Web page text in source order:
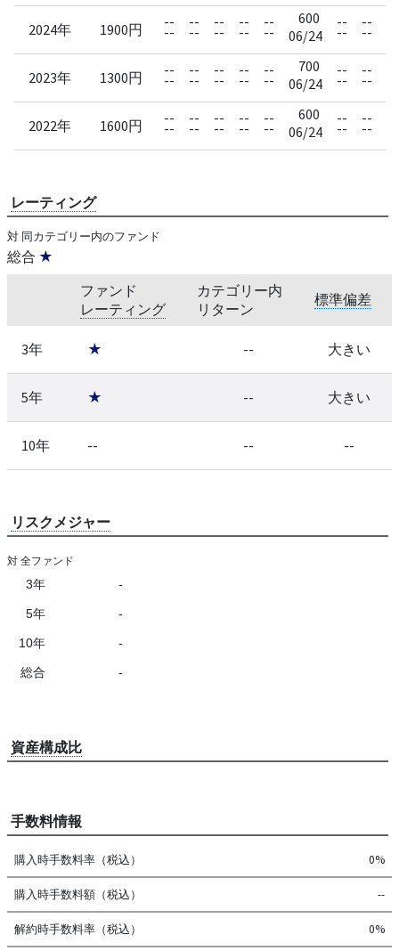
2024年 1900円 --
--
--
--
--
--
--
--
--
--
600
06/24
--
--
--
--
2023年 1300円 --
--
--
--
--
--
--
--
--
--
700
06/24
--
--
--
--
2022年 1600円 --
--
--
--
--
--
--
--
--
--
600
06/24
--
--
--
--
レーティング
対 同カテゴリー内のファンド
総合 ★
ファンド
レーティング
カテゴリー内
リターン
標準偏差
3年 ★ -- 大きい
5年 ★ -- 大きい
10年 -- -- --
リスクメジャー
対 全ファンド
3年 -
5年 -
10年 -
総合 -
資産構成比
手数料情報
購入時手数料率（税込） 0%
購入時手数料額（税込） --
解約時手数料率（税込） 0%